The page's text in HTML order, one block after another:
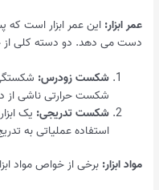
عمر ابزار:این عمر ابزار است که
دست می دهد. دو دسته کلی از
شکست زودرس:
شکست حرارتی ناشی از
شکست تدریجی: یک
استفاده عملیاتی به
مواد ابزار:برخی از خواص مواد